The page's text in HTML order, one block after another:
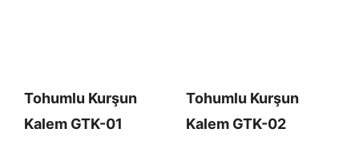
Tohumlu Kurşun
Kalem GTK-01
Tohumlu Kurşun
Kalem GTK-02